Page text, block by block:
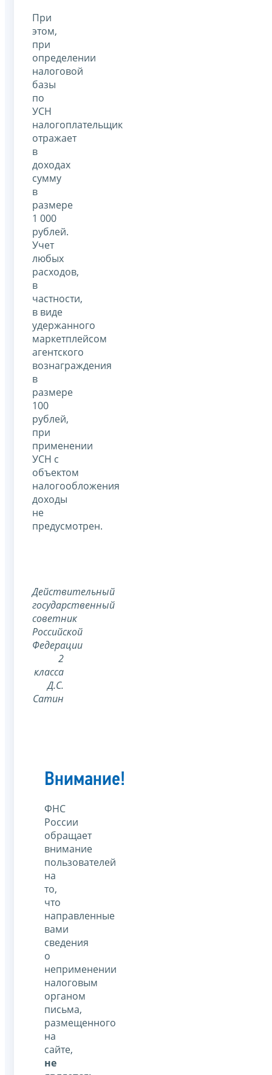
При
этом,
при
определении
налоговой
базы
по
УСН
налогоплательщик
отражает
в
доходах
сумму
в
размере
1 000
рублей.
Учет
любых
расходов,
в
частности,
в виде
удержанного
маркетплейсом
агентского
вознаграждения
в
размере
100
рублей,
при
применении
УСН с
объектом
налогообложения
доходы
не
предусмотрен.
Действительный
государственный
советник
Российской
Федерации
2
класса
Д.С.
Сатин
Внимание!
ФНС
России
обращает
внимание
пользователей
на
то,
что
направленные
вами
сведения
о
неприменении
налоговым
органом
письма,
размещенного
на
сайте,
не